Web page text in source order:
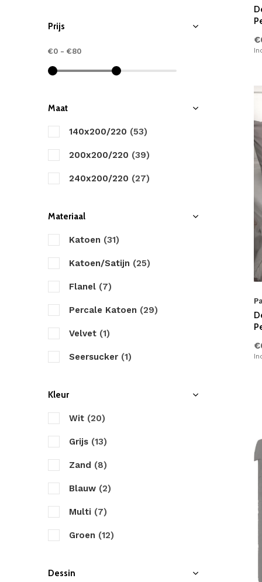
Descanso
Dreamhouse
Dreamzz
Good Morning
HIP
Happiness
Heckett & Lane
Little Monster
Marjolein Bastin
Papillon
Zensation
Prijs
€0 - €80
Maat
140x200/220 (53)
200x200/220 (39)
240x200/220 (27)
Materiaal
Katoen (31)
Katoen/Satijn (25)
Flanel (7)
Percale Katoen (29)
Velvet (1)
Seersucker (1)
Kleur
Wit (20)
Grijs (13)
Zand (8)
Blauw (2)
Multi (7)
Groen (12)
Dessin